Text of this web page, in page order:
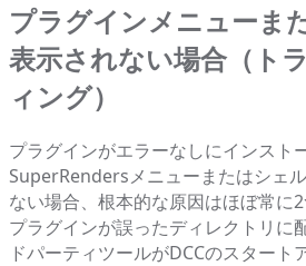
プラグインメニューま
表示されない場合（ト
ィング）
プラグインがエラーなしにインスト
SuperRendersメニューまたはシェ
ない場合、根本的な原因はほぼ常に
プラグインが誤ったディレクトリに
ドパーティツールがDCCのスタート